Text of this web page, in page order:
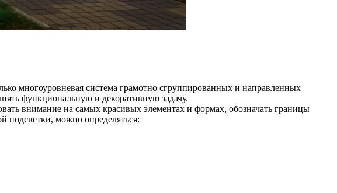
многоуровневая система грамотно сгруппированных и направленных
функциональную и декоративную задачу.
внимание на самых красивых элементах и формах, обозначать границы
подсветки, можно определяться: